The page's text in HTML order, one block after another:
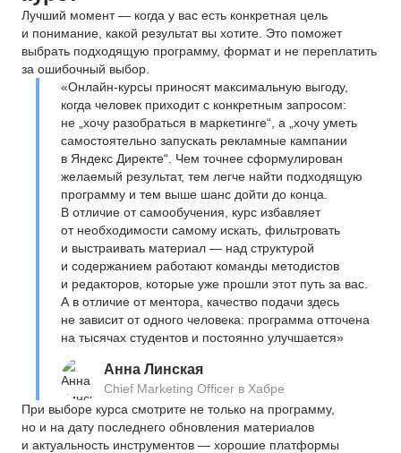
Лучший момент — когда у вас есть конкретная цель
и понимание, какой результат вы хотите. Это поможет
выбрать подходящую программу, формат и не переплатить
за ошибочный выбор.
«Онлайн-курсы приносят максимальную выгоду,
когда человек приходит с конкретным запросом:
не „хочу разобраться в маркетинге“, а „хочу уметь
самостоятельно запускать рекламные кампании
в Яндекс Директе“. Чем точнее сформулирован
желаемый результат, тем легче найти подходящую
программу и тем выше шанс дойти до конца.
В отличие от самообучения, курс избавляет
от необходимости самому искать, фильтровать
и выстраивать материал — над структурой
и содержанием работают команды методистов
и редакторов, которые уже прошли этот путь за вас.
А в отличие от ментора, качество подачи здесь
не зависит от одного человека: программа отточена
на тысячах студентов и постоянно улучшается»
Анна Линская
Chief Marketing Officer в Хабре
При выборе курса смотрите не только на программу,
но и на дату последнего обновления материалов
и актуальность инструментов — хорошие платформы